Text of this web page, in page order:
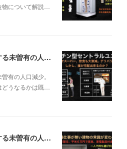
について解説…
日本の不動産を無価値にする未曽有の人口減少。ではこれからの建築物の構造はどうなるかは既に解説した。今はその内部の内容。その1
有の人口減少。
うなるかは既…
日本の不動産を無価値にする未曽有の人口減少。ではこれからの建築物はどうなるか。